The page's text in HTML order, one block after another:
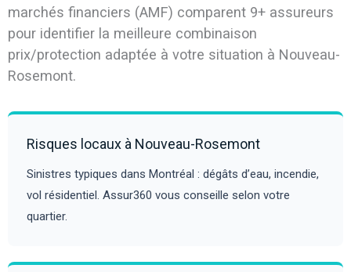
marchés financiers (AMF) comparent 9+ assureurs
pour identifier la meilleure combinaison
prix/protection adaptée à votre situation à Nouveau-
Rosemont.
Risques locaux à Nouveau-Rosemont
Sinistres typiques dans Montréal : dégâts d’eau, incendie,
vol résidentiel. Assur360 vous conseille selon votre
quartier.